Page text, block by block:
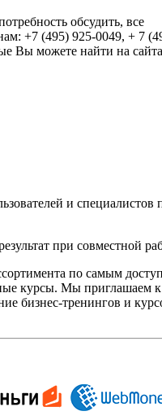
обсудить, все
+7 (495) 925-0049, + 7
Вы можете найти на
и
при совместной
по самым
курсы. Мы приглашаем к
бизнес-тренингов и